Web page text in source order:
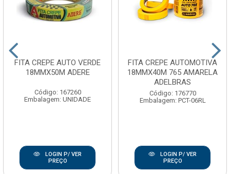
FITA CREPE AUTO VERDE
18MMX50M ADERE
Código: 167260
Embalagem: UNIDADE
LOGIN P/ VER
PREÇO
FITA CREPE AUTOMOTIVA
18MMX40M 765 AMARELA
ADELBRAS
Código: 176770
Embalagem: PCT-06RL
LOGIN P/ VER
PREÇO